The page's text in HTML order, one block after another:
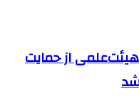
از حمایت